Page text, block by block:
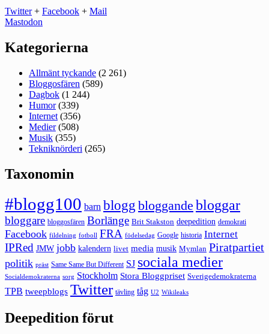
Twitter+ Facebook + Mail
Mastodon
Kategorierna
Allmänt tyckande (2 261)
Bloggosfären (589)
Dagbok (1 244)
Humor(339)
Internet (356)
Medier(508)
Musik (355)
Tekniknörderi (265)
Taxonomin
#blogg100 barn blogg bloggande bloggar
bloggare bloggosfären Borlänge Brit Stakston deepedition demokrati
Facebook fildelning fotboll FRA födelsedag Google historia Internet
IPRed JMW jobb kalendern livet media musik Mymlan Piratpartiet
politik präst Same Same But Different SJ sociala medier
Socialdemokraterna sorg Stockholm Stora Bloggpriset Sverigedemokraterna
TPB tweepblogs Twitter tävling tåg U2 Wikileaks
Deepedition förut